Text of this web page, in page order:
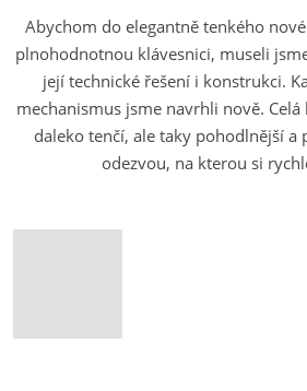
Abychom do elegantně tenkého
plnohodnotnou klávesnici, museli
její technické řešení i konstrukci.
mechanismus jsme navrhli nově. Celá
daleko tenčí, ale taky pohodlnější a
odezvou, na kterou si